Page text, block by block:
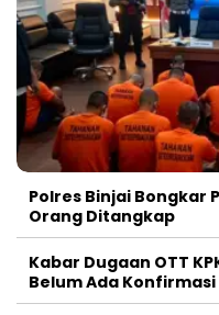
Polres Binjai Bongkar
Orang Ditangkap
Kabar Dugaan OTT
Belum Ada Konfirmasi